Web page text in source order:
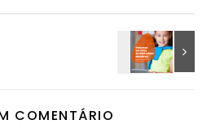
COMENTÁRIO